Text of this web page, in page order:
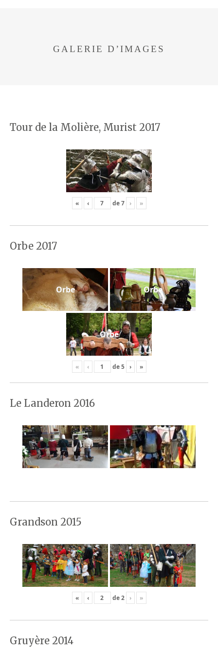
GALERIE D’IMAGES
Tour de la Molière, Murist 2017
« ‹ de7 › »
Orbe 2017
Orbe Orbe
Orbe
« ‹ de5 › »
Le Landeron 2016
Grandson 2015
« ‹ de2 › »
Gruyère 2014